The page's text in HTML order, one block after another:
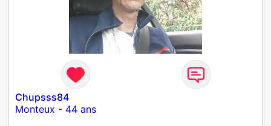
Chupsss84
Monteux - 44 ans